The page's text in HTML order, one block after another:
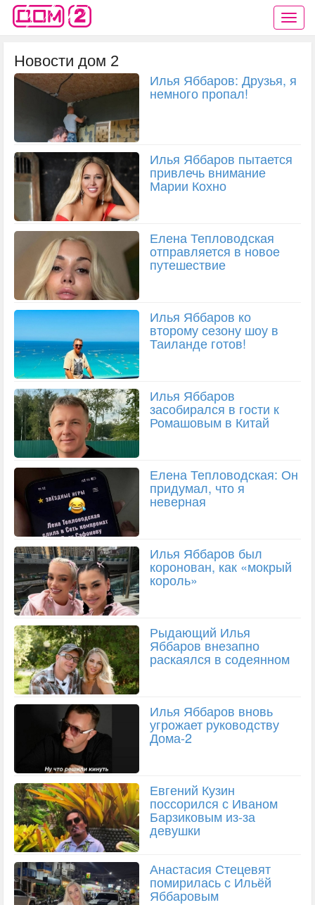
Новости дом 2
Илья Яббаров: Друзья, я
немного пропал!
Илья Яббаров пытается
привлечь внимание
Марии Кохно
Елена Тепловодская
отправляется в новое
путешествие
Илья Яббаров ко
второму сезону шоу в
Таиланде готов!
Илья Яббаров
засобирался в гости к
Ромашовым в Китай
Елена Тепловодская: Он
придумал, что я
неверная
Илья Яббаров был
коронован, как «мокрый
король»
Рыдающий Илья
Яббаров внезапно
раскаялся в содеянном
Илья Яббаров вновь
угрожает руководству
Дома-2
Евгений Кузин
поссорился с Иваном
Барзиковым из-за
девушки
Анастасия Стецевят
помирилась с Ильёй
Яббаровым